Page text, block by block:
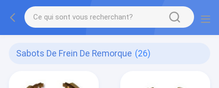
Sabots De Frein De Remorque (26)